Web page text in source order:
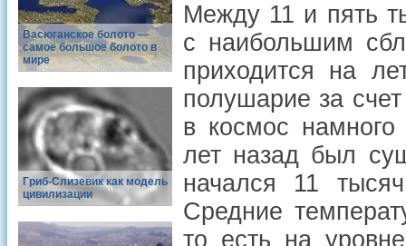
Васюганское болото —
самое большое болото в
мире
Гриб-Слизевик как модель
цивилизации
Между 11 и пять
с наибольшим
приходится на
полушарие за
в космос
лет назад был
начался 11
Средние
то есть на